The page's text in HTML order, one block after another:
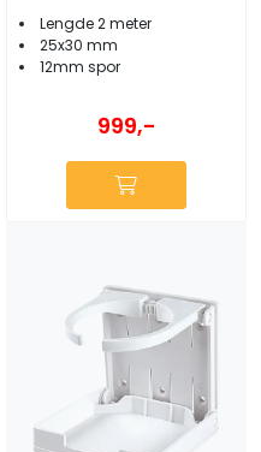
Lengde 2 meter
25x30 mm
12mm spor
999,-